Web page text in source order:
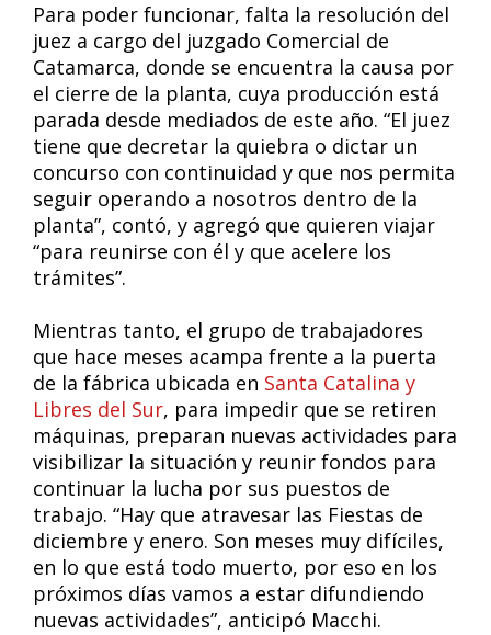
Para poder funcionar, falta la resolución del
juez a cargo del juzgado Comercial de
Catamarca, donde se encuentra la causa por
el cierre de la planta, cuya producción está
parada desde mediados de este año. “El juez
tiene que decretar la quiebra o dictar un
concurso con continuidad y que nos permita
seguir operando a nosotros dentro de la
planta”, contó, y agregó que quieren viajar
“para reunirse con él y que acelere los
trámites”.
Mientras tanto, el grupo de trabajadores
que hace meses acampa frente a la puerta
de la fábrica ubicada en Santa Catalina y
Libres del Sur, para impedir que se retiren
máquinas, preparan nuevas actividades para
visibilizar la situación y reunir fondos para
continuar la lucha por sus puestos de
trabajo. “Hay que atravesar las Fiestas de
diciembre y enero. Son meses muy difíciles,
en lo que está todo muerto, por eso en los
próximos días vamos a estar difundiendo
nuevas actividades”, anticipó Macchi.